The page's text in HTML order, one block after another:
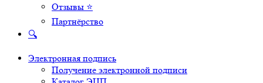
Отзывы ⭐
Партнёрство
🔍
Электронная подпись
Получение электронной подписи